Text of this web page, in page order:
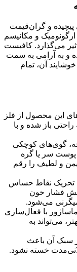
و گران‌قیمت
و مکانیسم
می‌گذارد. کافیست
و به آرامی به سمت
آن، تمام
این محصول از فلز
باز شده و با
گوی‌های کوچکی
پوست سر یا گره
و لطیف را رقم
تحریک نقاط حساس
فشار خون
می‌شود.
ماساژور با فعال‌سازی
می‌تواند به
سبک آن باعث
خسته نشود.